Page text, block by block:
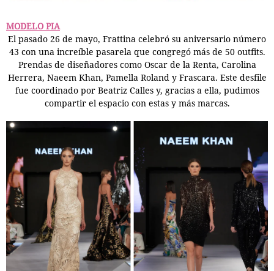
MODELO PIA
El pasado 26 de mayo, Frattina celebró su aniversario número
43 con una increíble pasarela que congregó más de 50 outfits.
Prendas de diseñadores como Oscar de la Renta, Carolina
Herrera, Naeem Khan, Pamella Roland y Frascara. Este desfile
fue coordinado por Beatriz Calles y, gracias a ella, pudimos
compartir el espacio con estas y más marcas.